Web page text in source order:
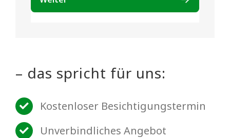
– das spricht für uns:
Kostenloser Besichtigungstermin
Unverbindliches Angebot